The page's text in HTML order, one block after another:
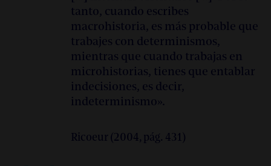
tanto, cuando escribes
macrohistoria, es más probable que
trabajes con determinismos,
mientras que cuando trabajas en
microhistorias, tienes que entablar
indecisiones, es decir,
indeterminismo».
Ricoeur (2004, pág. 431)
de Visual Cultures (Curatorial/Knowledge
Goldsmiths College, University of London. De
2016 a 2019 formó parte de la Comisión
Técnica Temporal de Eremuak del Gobierno
vasco. En la actualidad imparte el curso
Curating Positions(con Marwa Arsanios y
Leon Filter) en el Máster de Arte del Dutch
recibido la beca MAEC-AECID en la Academia
de España en Roma.